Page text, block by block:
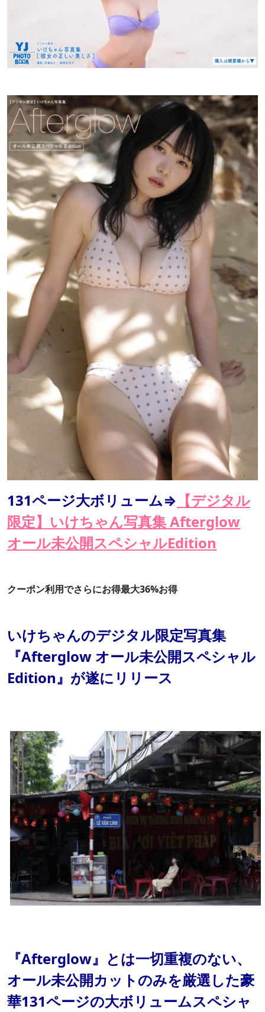
131ページ大ボリューム⇒ 【デジタル
限定】いけちゃん写真集 Afterglow
オール未公開スペシャルEdition
クーポン利用でさらにお得最大36%お得
いけちゃんのデジタル限定写真集
『Afterglow オール未公開スペシャル
Edition』が遂にリリース
『Afterglow』とは一切重複のない、
オール未公開カットのみを厳選した豪
華131ページの大ボリュームスペシャ